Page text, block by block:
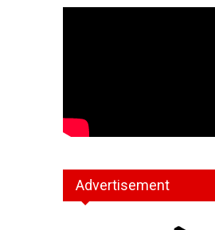
Advertisement